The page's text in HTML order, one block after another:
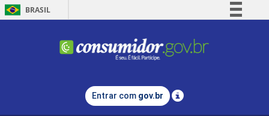
BRASIL
Comunica BR
Legislação
Entrar com gov.br